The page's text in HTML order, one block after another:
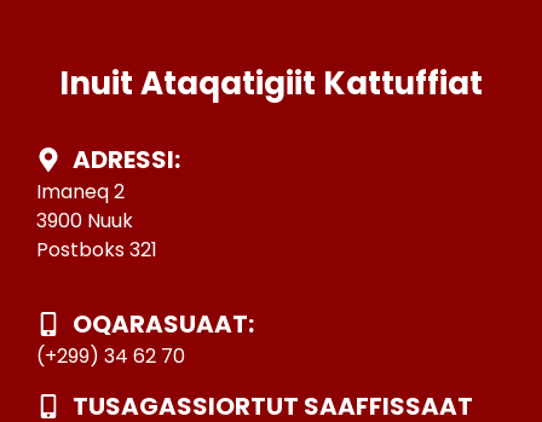
Inuit Ataqatigiit Kattuffiat
ADRESSI:
Imaneq 2
3900 Nuuk
Postboks 321
OQARASUAAT:
(+299) 34 62 70
TUSAGASSIORTUT SAAFFISSAAT